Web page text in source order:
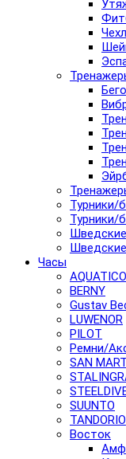
Турники/
Турники/
Часы
AQUATICO
BERNY
Gustav
LUWENOR
PILOT
Pемни/
SAN
SUUNTO
TANDORIO
Восток